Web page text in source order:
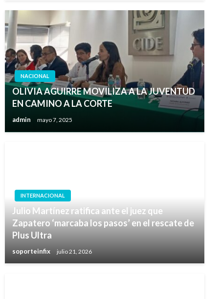
NACIONAL
OLIVIA AGUIRRE MOVILIZA A LA JUVENTUD
EN CAMINO A LA CORTE
admin mayo 7, 2025
INTERNACIONAL
Julio Martínez ratifica ante el juez que
Zapatero ‘marcaba los pasos’ en el rescate de
Plus Ultra
soporteinfix julio 21, 2026